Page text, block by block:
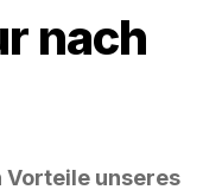
nach
Vorteile unseres